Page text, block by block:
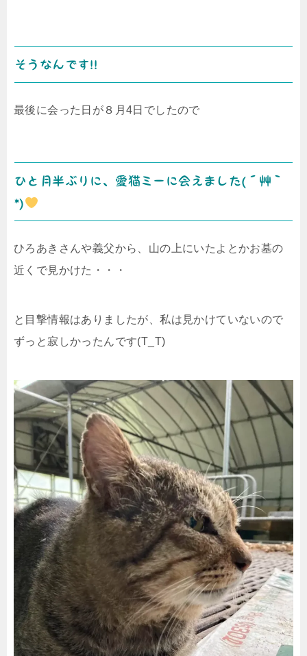
そうなんです!!
最後に会った日が８月4日でしたので
ひと月半ぶりに、愛猫ミーに会えました(´艸｀
*)
ひろあきさんや義父から、山の上にいたよとかお墓の
近くで見かけた・・・
と目撃情報はありましたが、私は見かけていないので
ずっと寂しかったんです(T_T)